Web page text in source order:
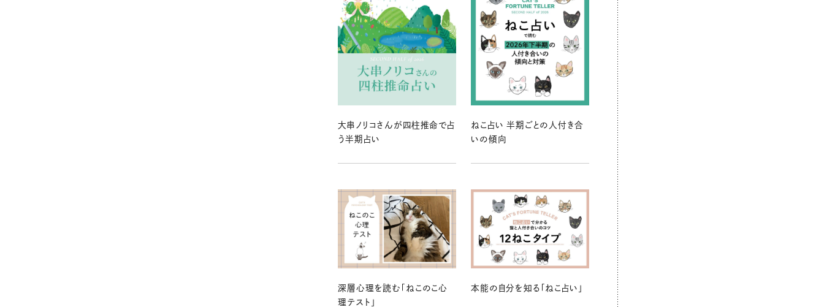
大串ノリコさんが四柱推命で占
う半期占い
ねこ占い 半期ごとの人付き合
いの傾向
深層心理を読む「ねこのこ心
理テスト」
本能の自分を知る「ねこ占い」